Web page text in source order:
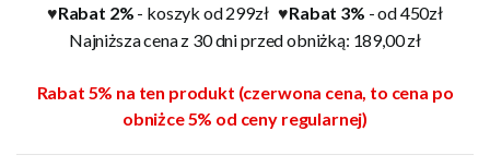
♥Rabat 2% - koszyk od 299zł♥Rabat 3% - od 450zł
Najniższa cena z 30 dni przed obniżką: 189,00 zł
Rabat 5% na ten produkt (czerwona cena, to cena po
obniżce 5% od ceny regularnej)